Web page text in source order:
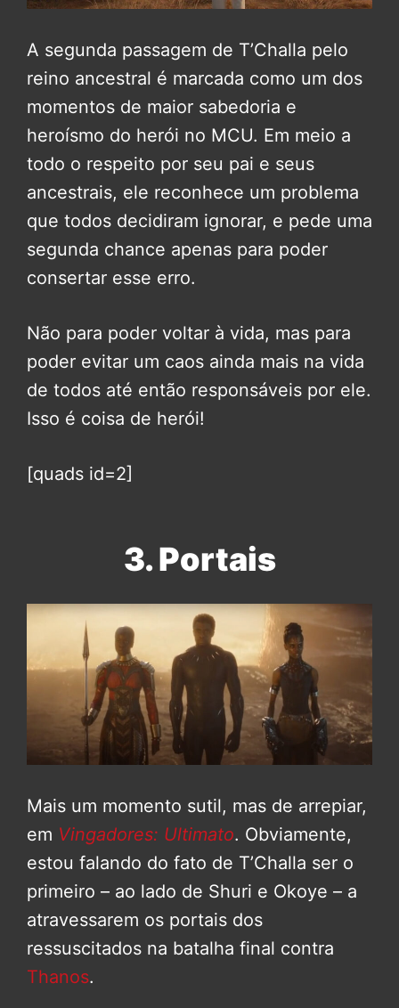
A segunda passagem de T’Challa pelo
reino ancestral é marcada como um dos
momentos de maior sabedoria e
heroísmo do herói no MCU. Em meio a
todo o respeito por seu pai e seus
ancestrais, ele reconhece um problema
que todos decidiram ignorar, e pede uma
segunda chance apenas para poder
consertar esse erro.
Não para poder voltar à vida, mas para
poder evitar um caos ainda mais na vida
de todos até então responsáveis por ele.
Isso é coisa de herói!
[quads id=2]
3. Portais
Mais um momento sutil, mas de arrepiar,
em Vingadores: Ultimato. Obviamente,
estou falando do fato de T’Challa ser o
primeiro – ao lado de Shuri e Okoye – a
atravessarem os portais dos
ressuscitados na batalha final contra
Thanos.